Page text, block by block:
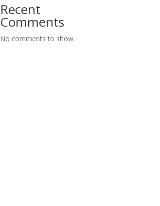
Recent
Comments
No comments to show.